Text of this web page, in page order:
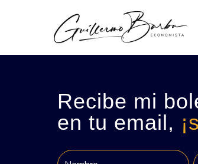
Recibe mi
en tu email,